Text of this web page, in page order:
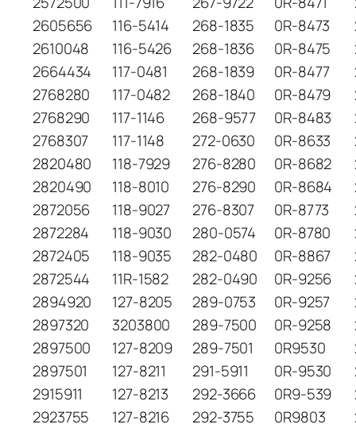
2605656
116-5414 268-1835 0R-8473
2610048
116-5426 268-1836 0R-8475
2664434
117-0481 268-1839 0R-8477
2768280
117-0482 268-1840 0R-8479
2768290
117-1146 268-9577 0R-8483
2768307
117-1148 272-0630 0R-8633
2820480
118-7929 276-8280 0R-8682
2820490
118-8010 276-8290 0R-8684
2872056
118-9027 276-8307 0R-8773
2872284
118-9030 280-0574 0R-8780
2872405
118-9035 282-0480 0R-8867
2872544
11R-1582 282-0490 0R-9256
2894920
127-8205 289-0753 0R-9257
2897320
3203800 289-7500 0R-9258
2897500
127-8209 289-7501 0R9530
2897501
127-8211 291-5911 0R-9530
2915911
127-8213 292-3666 0R9-539
2923755
127-8216 292-3755 0R9803